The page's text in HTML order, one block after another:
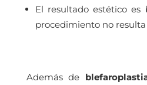
El resultado estético
procedimiento no resulta
Además de